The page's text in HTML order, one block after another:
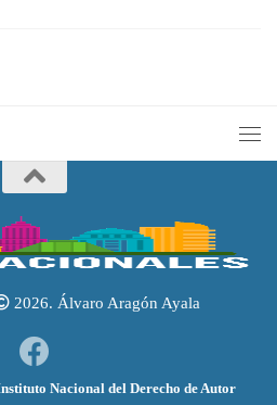
2026. Álvaro Aragón Ayala
Nacional del Derecho de Autor